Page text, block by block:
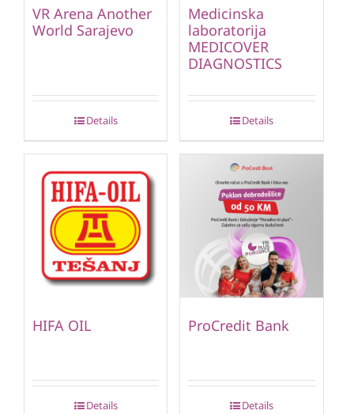
VR Arena Another
World Sarajevo
Details
Medicinska
laboratorija
MEDICOVER
DIAGNOSTICS
Details
HIFA OIL
Details
ProCredit Bank
Details